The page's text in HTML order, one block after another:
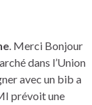
. Merci Bonjour
dans l’Union
avec un bib a
prévoit une